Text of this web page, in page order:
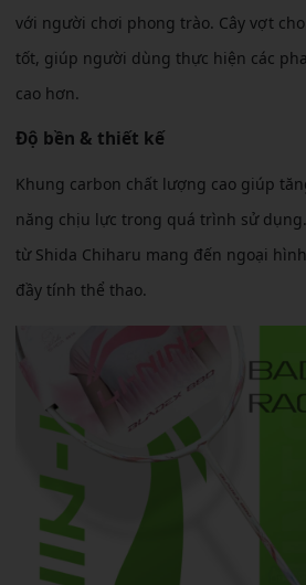
với người chơi phong trào. Cây vợt
tốt, giúp người dùng thực hiện các
cao hơn.
Độ bền & thiết kế
Khung carbon chất lượng cao giúp
năng chịu lực trong quá trình sử
từ Shida Chiharu mang đến ngoại
đầy tính thể thao.